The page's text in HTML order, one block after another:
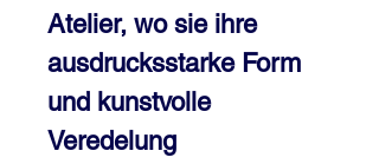
Atelier, wo sie ihre
ausdrucksstarke Form
und kunstvolle
Veredelung